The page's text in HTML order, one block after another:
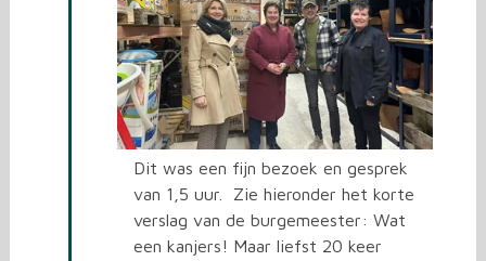
Dit was een fijn bezoek en gesprek
van 1,5 uur. Zie hieronder het korte
verslag van de burgemeester: Wat
een kanjers! Maar liefst 20 keer